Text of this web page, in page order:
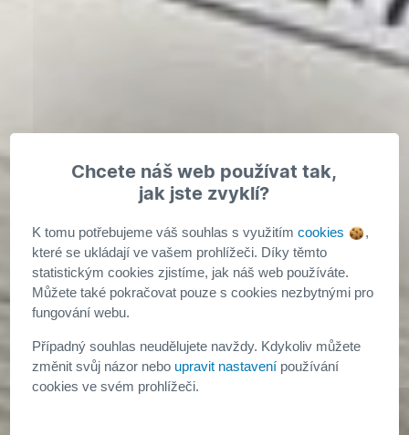
Stavební techniky,
vzestup 3D tištěných
domů
Chcete náš web používat tak,
jak jste zvyklí?
K tomu potřebujeme váš souhlas s využitím cookies
,
které se ukládají ve vašem prohlížeči. Díky těmto
statistickým cookies zjistíme, jak náš web používáte.
Můžete také pokračovat pouze s cookies nezbytnými pro
fungování webu.
Případný souhlas neudělujete navždy. Kdykoliv můžete
změnit svůj názor nebo upravit nastavení používání
cookies ve svém prohlížeči.